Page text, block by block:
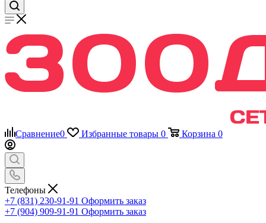
Сравнение0 Избранные товары 0 Корзина 0
Телефоны
+7 (831) 230-91-91 Оформить заказ
+7 (904) 909-91-91 Оформить заказ